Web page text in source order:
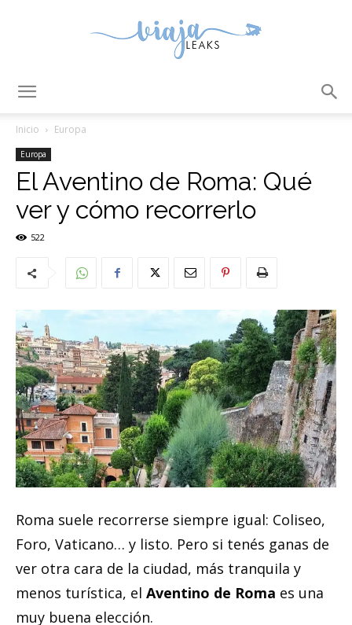
Inicio Europa
Europa
El Aventino de Roma: Qué
ver y cómo recorrerlo
522
Roma suele recorrerse siempre igual: Coliseo,
Foro, Vaticano… y listo. Pero si tenés ganas de
ver otra cara de la ciudad, más tranquila y
menos turística, el Aventino de Roma es una
muy buena elección.